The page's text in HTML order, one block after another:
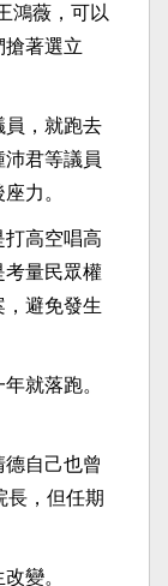
鴻薇，可以
搶著選立
員，就跑去
君等議員
力。
打高空唱高
考量民眾權
避免發生
就落跑。
自己也曾
長，但任期
變。